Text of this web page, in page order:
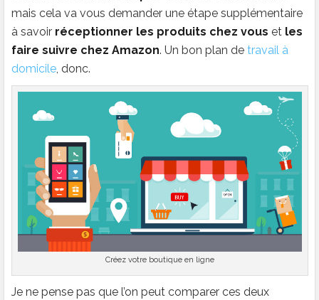
mais cela va vous demander une étape supplémentaire
à savoir réceptionner les produits chez vous et les
faire suivre chez Amazon. Un bon plan de travail à
domicile, donc.
Créez votre boutique en ligne
Je ne pense pas que l’on peut comparer ces deux